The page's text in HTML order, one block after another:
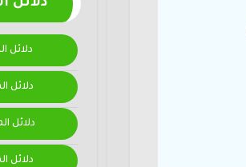
دلائل
دلائل
دلائل
دلائل
دلائل